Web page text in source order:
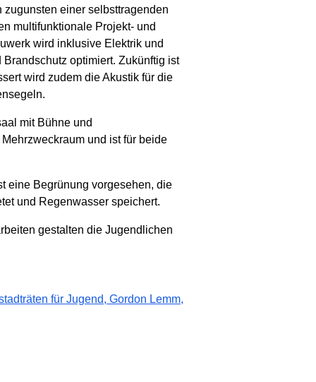
einer selbsttragenden
multifunktionale Projekt- und
wird inklusive Elektrik und
optimiert. Zukünftig ist
wird zudem die Akustik für die
mit Bühne und
und ist für beide
eine Begrünung vorgesehen, die
und Regenwasser speichert.
gestalten die Jugendlichen
für Jugend, Gordon Lemm,